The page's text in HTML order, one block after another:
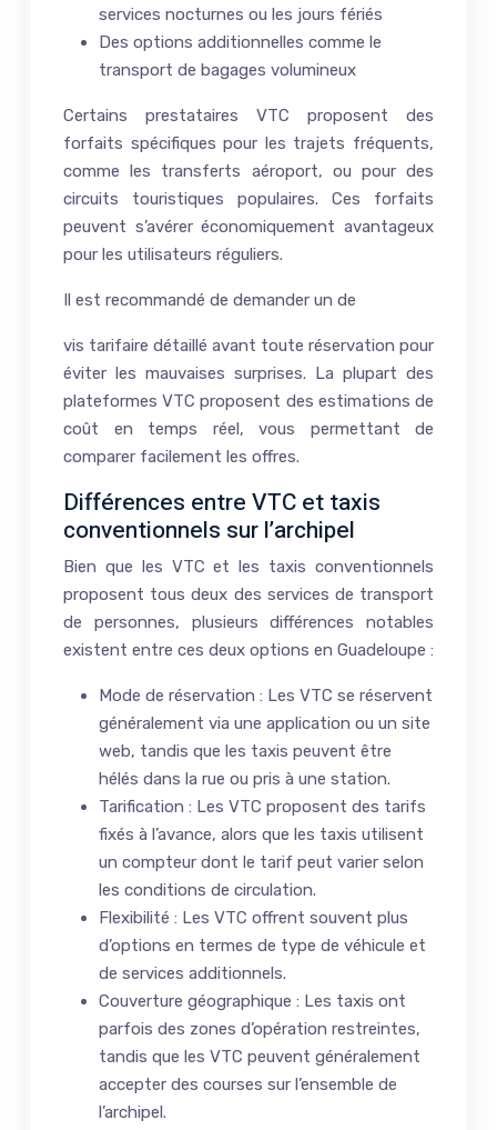
services nocturnes ou les jours fériés
Des options additionnelles comme le
transport de bagages volumineux
Certains prestataires VTC proposent des
forfaits spécifiques pour les trajets fréquents,
comme les transferts aéroport, ou pour des
circuits touristiques populaires. Ces forfaits
peuvent s’avérer économiquement avantageux
pour les utilisateurs réguliers.
Il est recommandé de demander un de
vis tarifaire détaillé avant toute réservation pour
éviter les mauvaises surprises. La plupart des
plateformes VTC proposent des estimations de
coût en temps réel, vous permettant de
comparer facilement les offres.
Différences entre VTC et taxis
conventionnels sur l’archipel
Bien que les VTC et les taxis conventionnels
proposent tous deux des services de transport
de personnes, plusieurs différences notables
existent entre ces deux options en Guadeloupe :
Mode de réservation : Les VTC se réservent
généralement via une application ou un site
web, tandis que les taxis peuvent être
hélés dans la rue ou pris à une station.
Tarification : Les VTC proposent des tarifs
fixés à l’avance, alors que les taxis utilisent
un compteur dont le tarif peut varier selon
les conditions de circulation.
Flexibilité : Les VTC offrent souvent plus
d’options en termes de type de véhicule et
de services additionnels.
Couverture géographique : Les taxis ont
parfois des zones d’opération restreintes,
tandis que les VTC peuvent généralement
accepter des courses sur l’ensemble de
l’archipel.